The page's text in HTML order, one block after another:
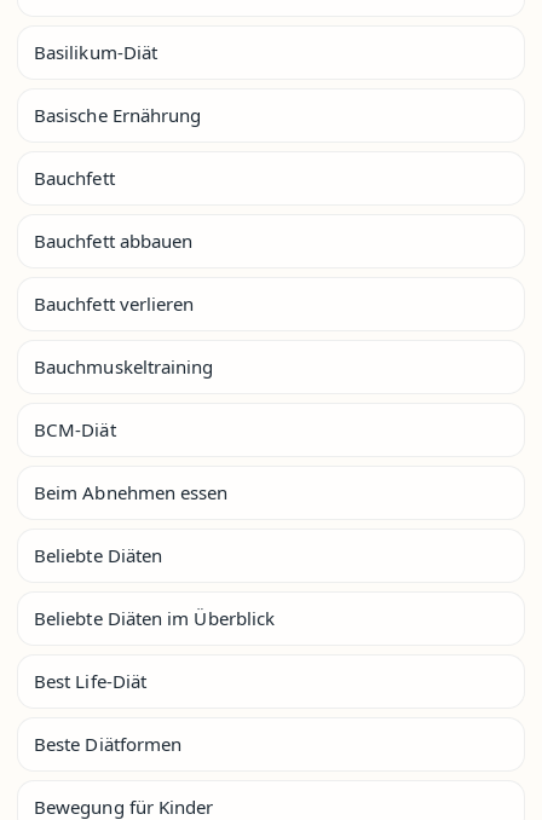
Basilikum-Diät
Basische Ernährung
Bauchfett
Bauchfett abbauen
Bauchfett verlieren
Bauchmuskeltraining
BCM-Diät
Beim Abnehmen essen
Beliebte Diäten
Beliebte Diäten im Überblick
Best Life-Diät
Beste Diätformen
Bewegung für Kinder